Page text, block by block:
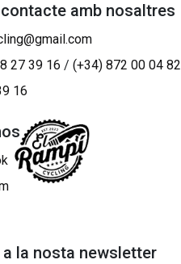
amb nosaltres
27 39 16 / (+34) 872 00 04 82
16
la nosta newsletter